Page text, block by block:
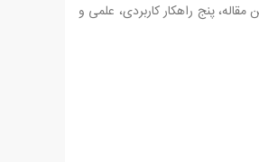
پنج راهکار کاربردی، علمی و